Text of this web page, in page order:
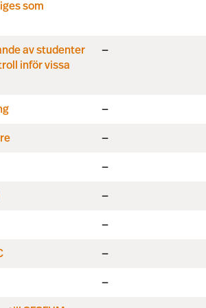
som
av studenter
inför vissa
—
—
—
—
—
—
—
—